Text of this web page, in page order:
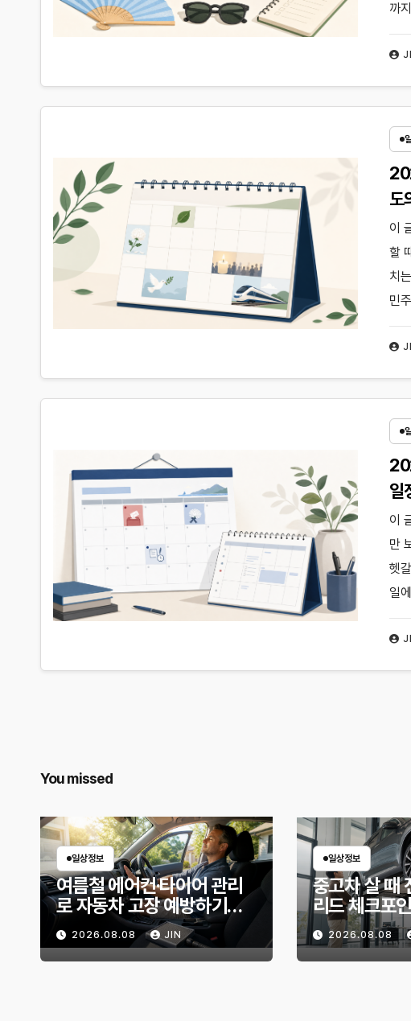
까
도
까
이
할
치
민
일
기
이
만
헷
일
You missed
일상정보
여름철 에어컨·타이어 관리
로 자동차 고장 예방하기｜
10분 점검 루틴, 무엇부터 확
인할까?
2026.08.08 JIN
일상정보
중고차 살 때
리드 체크포
상태 확인법
위험 신호
2026.08.08